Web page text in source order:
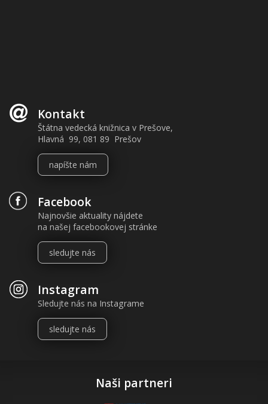
Kontakt
Štátna vedecká knižnica v Prešove,
Hlavná 99, 081 89 Prešov
napíšte nám
Facebook
Najnovšie aktuality nájdete
na našej facebookovej stránke
sledujte nás
Instagram
Sledujte nás na Instagrame
sledujte nás
Naši partneri